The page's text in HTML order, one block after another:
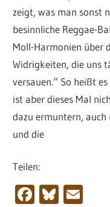
zeigt, was man sonst
besinnliche Reggae-
Moll-Harmonien über
Widrigkeiten, die uns
versauen.“ So heißt
ist aber dieses Mal
dazu ermuntern, auch
und die
Teilen:
Facebook
Bluesky